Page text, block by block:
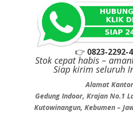
👉 0823-2292-
Stok cepat habis –
Siap kirim seluruh
Alamat
Gedung Indoor, Krajan No.1
Kutowinangun, Kebumen –